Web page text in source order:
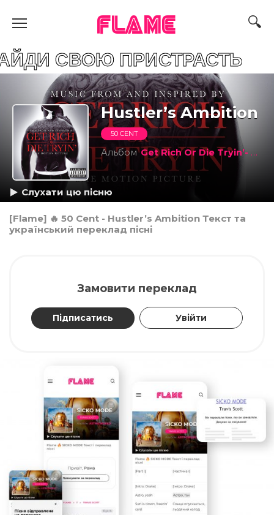
FLAME
ПРИСТРАСТЬ
Hustler’s Ambition
50 CENT
АльбомGet Rich Or Die Tryin’- The Original Motion Picture Soundtrack
Слухати цю пісню
[Flame] 🔥 50 Cent - Hustler’s Ambition Текст та
український переклад пісні
Замовити переклад
Підписатись Увійти